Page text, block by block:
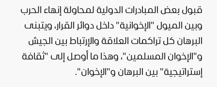
قبول بعض المبادرات الدولية لمحاولة إنهاء الحرب
وبين الميول "الإخوانية" داخل دوائر القرار، ويتبنى
البرهان كل تراكمات العلاقة والإرتباط بين الجيش
و"الإخوان المسلمين"، وهذا ما أوصل إلى "ثقافة
إستراتيجية" بين البرهان و"الإخوان".